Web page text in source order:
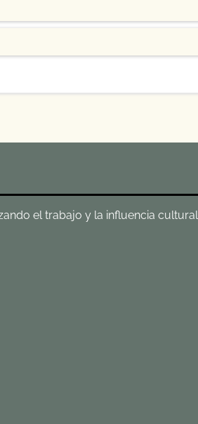
el trabajo y la influencia